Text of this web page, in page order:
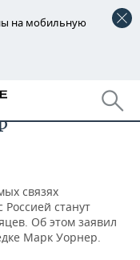
на мобильную
о
связях
станут
Об этом заявил
Марк Уорнер.